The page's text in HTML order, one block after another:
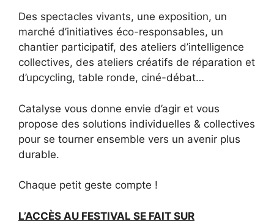
Des spectacles vivants, une exposition, un
marché d’initiatives éco-responsables, un
chantier participatif, des ateliers d’intelligence
collectives, des ateliers créatifs de réparation et
d’upcycling, table ronde, ciné-débat…
Catalyse vous donne envie d’agir et vous
propose des solutions individuelles & collectives
pour se tourner ensemble vers un avenir plus
durable.
Chaque petit geste compte !
L’ACCÈS AU FESTIVAL SE FAIT SUR